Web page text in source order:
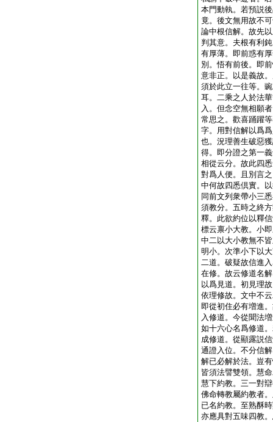
本門動執。若預説
竟。後文無用故不
論中根信解。故先
判其意。夫根有利
有厚薄。即前惑有
別。悟有前後。即
意非正。以是義故
須於此立一往等。
耳。二乘之人於法
入。但念空無相願
常思之。歡喜踊躍
字。用對信解以爲
也。況理善生破惡
得。即分證之第一
相從云分。故此四
對爲人便。且別言
中何故四悉倶實。
同前文列衆帶小三
須教分。五時之終
釋。此欲約位以釋
標云禀小大教。小
中二以大小教無不
明小。次準小下以
二道。破疑故信進
在修。故云修道名
以爲見道。初見理
依理修故。文中不
即從初住必有増進
入修道。今從聞法
如十六心名爲修道
成修道。從顯露説
通證入位。不分信
解已必解於法。豈
皆須法譬雙領。慧
慧下約教。三一對
佛命轉教屬約教者
已名約教。至熟酥
亦應具對五味四教